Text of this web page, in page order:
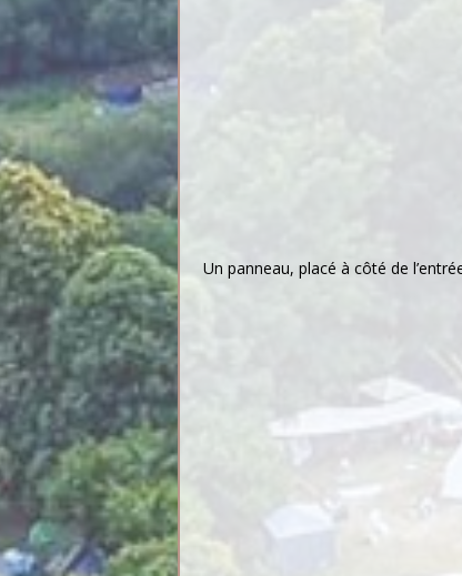
Un panneau, placé à côté de